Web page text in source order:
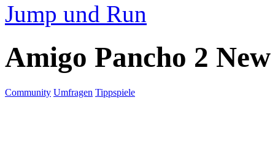
Jump und Run
Amigo Pancho 2
Community Umfragen Tippspiele